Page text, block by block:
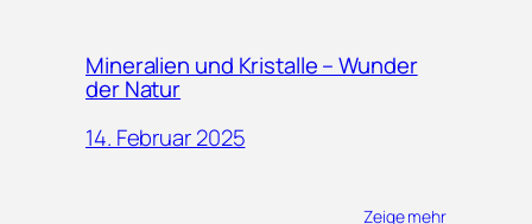
Mineralien und Kristalle – Wunder
der Natur
14. Februar 2025
Zeige mehr